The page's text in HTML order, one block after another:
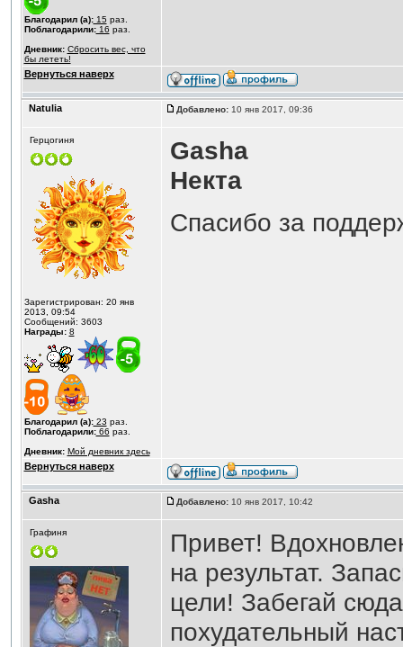
Благодарил (а):15 раз.
Поблагодарили:16 раз.
Дневник: Сбросить вес, что
бы лететь!
Вернуться наверх
Natulia Добавлено:10 янв 2017, 09:36
Герцогиня
Зарегистрирован: 20 янв
2013, 09:54
Сообщений: 3603
Награды: 8
Благодарил (а):23 раз.
Поблагодарили:66 раз.
Дневник: Мой дневник здесь
Gasha
Некта
Спасибо за
Вернуться наверх
Gasha Добавлено:10 янв 2017, 10:42
Графиня
Привет!
на результат.
цели! Забегай
похудательный